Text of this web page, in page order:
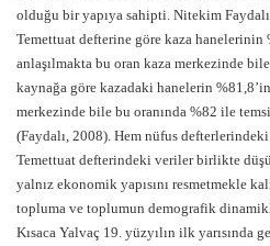
olduğu bir yapıya sahipti. Nitekim
Temettuat defterine göre kaza
anlaşılmakta bu oran kaza merkezinde
kaynağa göre kazadaki hanelerin
merkezinde bile bu oranında %82 ile
(Faydalı, 2008). Hem nüfus
Temettuat defterindeki veriler birlikte
yalnız ekonomik yapısını resmetmekle
topluma ve toplumun demografik
Kısaca Yalvaç 19. yüzyılın ilk yarısında